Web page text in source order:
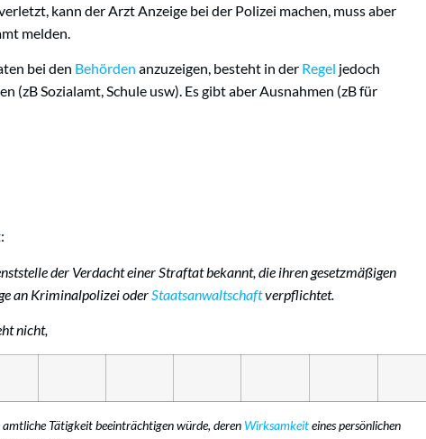
kann der Arzt Anzeige bei der Polizei machen, muss aber
melden.
bei den Behörden anzuzeigen, besteht in der Regel jedoch
(zB Sozialamt, Schule usw). Es gibt aber Ausnahmen (zB für
der Verdacht einer Straftat bekannt, die ihren gesetzmäßigen
an Kriminalpolizei oder Staatsanwaltschaftverpflichtet.
nicht,
amtliche Tätigkeit beeinträchtigen würde, deren Wirksamkeiteines persönlichen